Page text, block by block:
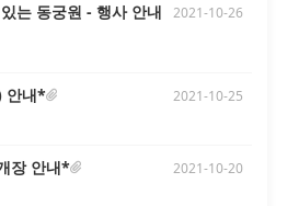
는 동궁원 - 행사 안내
2021-10-26
안내*
2021-10-25
장 안내*
2021-10-20